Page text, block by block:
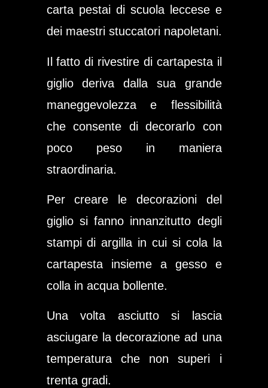
carta pestai di scuola leccese e
dei maestri stuccatori napoletani.
Il fatto di rivestire di cartapesta il
giglio deriva dalla sua grande
maneggevolezza e flessibilità
che consente di decorarlo con
poco peso in maniera
straordinaria.
Per creare le decorazioni del
giglio si fanno innanzitutto degli
stampi di argilla in cui si cola la
cartapesta insieme a gesso e
colla in acqua bollente.
Una volta asciutto si lascia
asciugare la decorazione ad una
temperatura che non superi i
trenta gradi.